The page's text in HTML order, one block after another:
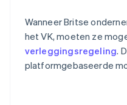
Wanneer Britse
het VK, moeten ze
verleggingsregeling.
platformgebaseerde